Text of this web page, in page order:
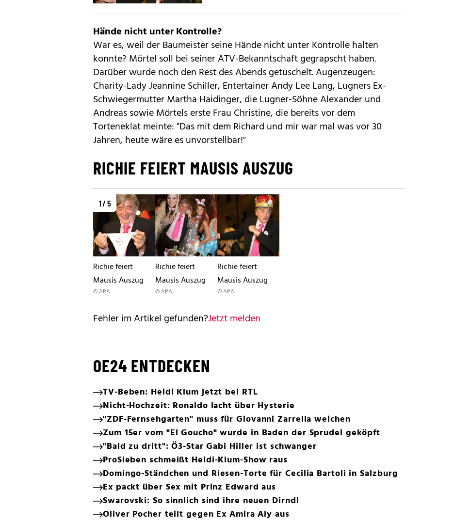
Hände nicht unter Kontrolle?
War es, weil der Baumeister seine Hände nicht unter Kontrolle halten
konnte? Mörtel soll bei seiner ATV-Bekanntschaft gegrapscht haben.
Darüber wurde noch den Rest des Abends getuschelt. Augenzeugen:
Charity-Lady Jeannine Schiller, Entertainer Andy Lee Lang, Lugners Ex-
Schwiegermutter Martha Haidinger, die Lugner-Söhne Alexander und
Andreas sowie Mörtels erste Frau Christine, die bereits vor dem
Torteneklat meinte: "Das mit dem Richard und mir war mal was vor 30
Jahren, heute wäre es unvorstellbar!"
RICHIE FEIERT MAUSIS AUSZUG
1 / 5
Richie feiert
Mausis Auszug
© APA
Richie feiert
Mausis Auszug
© APA
Richie feiert
Mausis Auszug
© APA
Fehler im Artikel gefunden?Jetzt melden
OE24 ENTDECKEN
TV-Beben: Heidi Klum jetzt bei RTL
Nicht-Hochzeit: Ronaldo lacht über Hysterie
"ZDF-Fernsehgarten" muss für Giovanni Zarrella weichen
Zum 15er vom "El Goucho" wurde in Baden der Sprudel geköpft
"Bald zu dritt": Ö3-Star Gabi Hiller ist schwanger
ProSieben schmeißt Heidi-Klum-Show raus
Domingo-Ständchen und Riesen-Torte für Cecilia Bartoli in Salzburg
Ex packt über Sex mit Prinz Edward aus
Swarovski: So sinnlich sind ihre neuen Dirndl
Oliver Pocher teilt gegen Ex Amira Aly aus